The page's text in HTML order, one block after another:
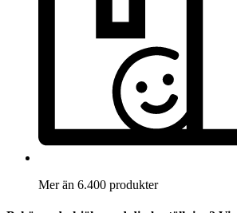
Mer än 6.400 produkter